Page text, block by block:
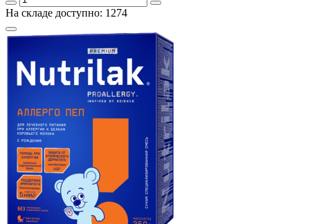
На складе доступно: 1274